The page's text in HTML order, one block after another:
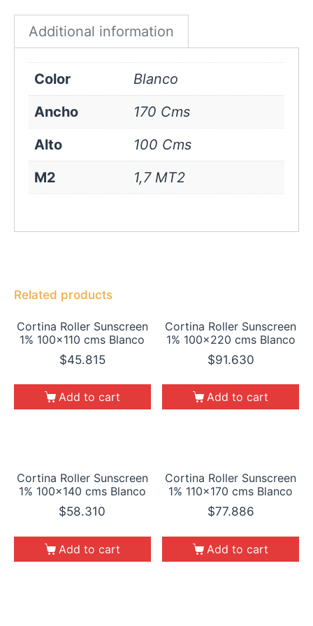
Additional information
Color
Blanco
Ancho
170 Cms
Alto
100 Cms
M2
1,7 MT2
Related products
Cortina Roller Sunscreen
1% 100×110 cms Blanco
$45.815
Add to cart
Cortina Roller Sunscreen
1% 100×220 cms Blanco
$91.630
Add to cart
Cortina Roller Sunscreen
1% 100×140 cms Blanco
$58.310
Add to cart
Cortina Roller Sunscreen
1% 110×170 cms Blanco
$77.886
Add to cart